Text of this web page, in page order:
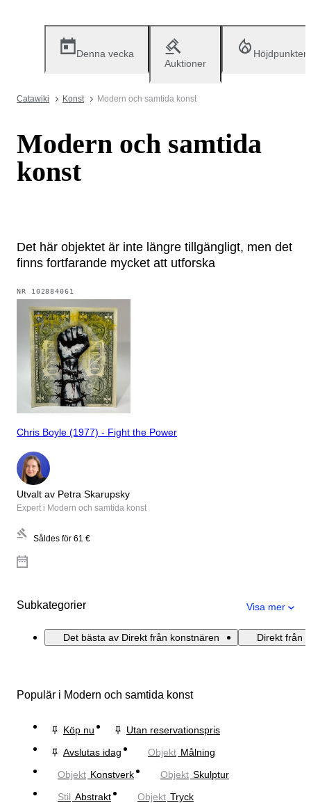
Denna vecka
Auktioner
Höjdpunkter
Catawiki Konst Modern och samtida konst
Modern och samtida
konst
Det här objektet är inte längre tillgängligt, men det
finns fortfarande mycket att utforska
NR 102884061
Chris Boyle (1977) - Fight the Power
Utvalt av Petra Skarupsky
Expert i Modern och samtida konst
Såldes för 61 €
Subkategorier Visa mer
Det bästa av Direkt från konstnären Direkt från
Populär i Modern och samtida konst
Köp nu
Utan reservationspris
Avslutas idag
Objekt Målning
Objekt Konstverk Objekt Skulptur
Stil Abstrakt Objekt Tryck